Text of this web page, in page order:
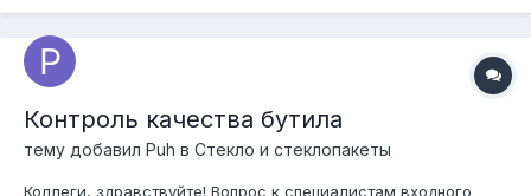
Контроль качества бутила
тему добавил Puh в Стекло и стеклопакеты
Коллеги, здравствуйте! Вопрос к специалистам входного